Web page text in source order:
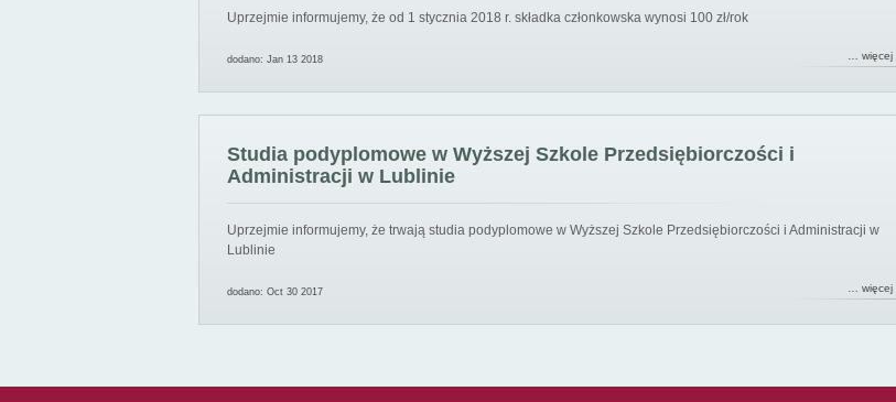
Uprzejmie informujemy, że od 1 stycznia 2018 r. składka członkowska wynosi 100 zł/rok
dodano: Jan 13 2018 … więcej
Studia podyplomowe w Wyższej Szkole Przedsiębiorczości i
Administracji w Lublinie
Uprzejmie informujemy, że trwają studia podyplomowe w Wyższej Szkole Przedsiębiorczości i Administracji w
Lublinie
dodano: Oct 30 2017 … więcej